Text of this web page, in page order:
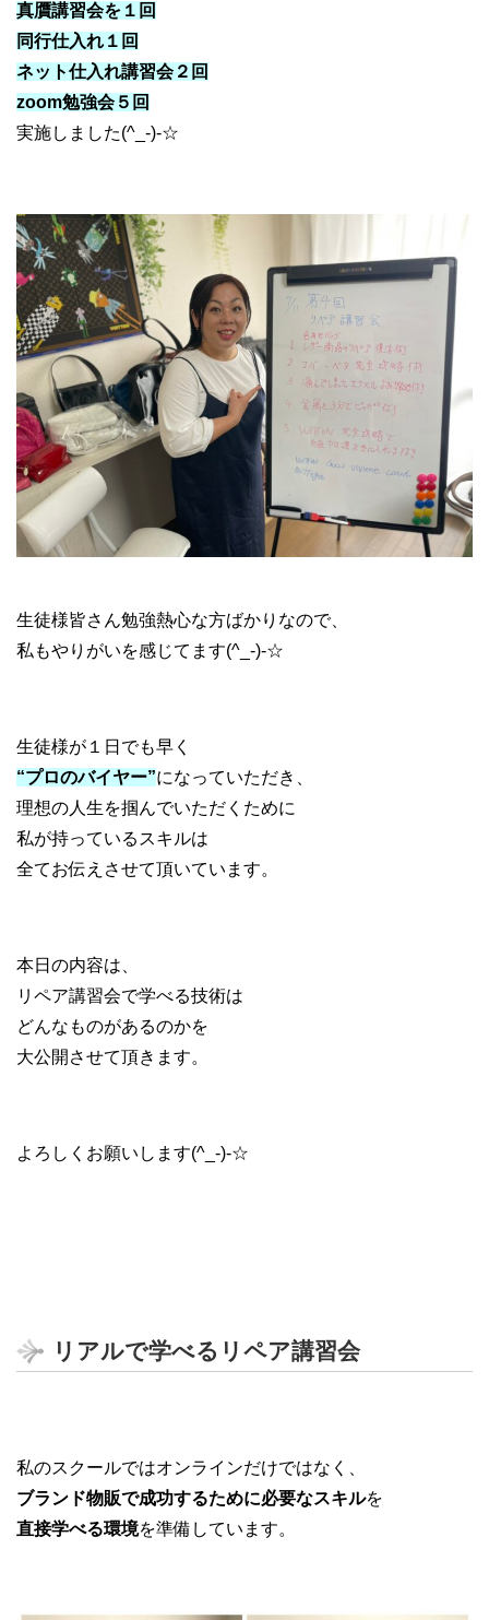
真贋講習会を１回
同行仕入れ１回
ネット仕入れ講習会２回
zoom勉強会５回
実施しました(^_-)-☆
生徒様皆さん勉強熱心な方ばかりなので、
私もやりがいを感じてます(^_-)-☆
生徒様が１日でも早く
“プロのバイヤー”になっていただき、
理想の人生を掴んでいただくために
私が持っているスキルは
全てお伝えさせて頂いています。
本日の内容は、
リペア講習会で学べる技術は
どんなものがあるのかを
大公開させて頂きます。
よろしくお願いします(^_-)-☆
リアルで学べるリペア講習会
私のスクールではオンラインだけではなく、
ブランド物販で成功するために必要なスキルを
直接学べる環境を準備しています。